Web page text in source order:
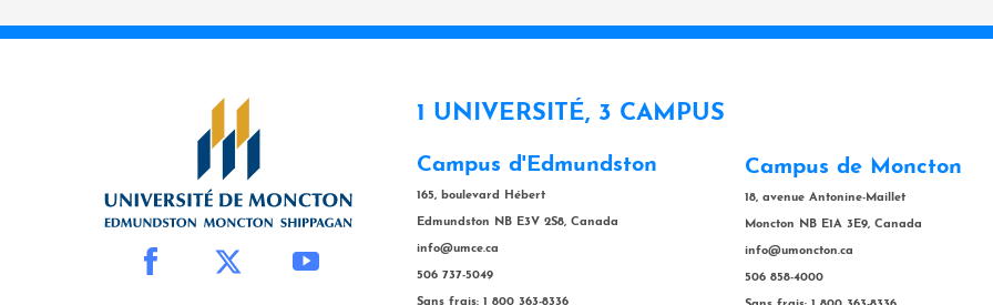
1 UNIVERSITÉ, 3 CAMPUS
Campus d'Edmundston
165, boulevard Hébert
Edmundston NB E3V 2S8, Canada
info@umce.ca
506 737-5049
Sans frais: 1 800 363-8336
Campus de Moncton
18, avenue Antonine-Maillet
Moncton NB E1A 3E9, Canada
info@umoncton.ca
506 858-4000